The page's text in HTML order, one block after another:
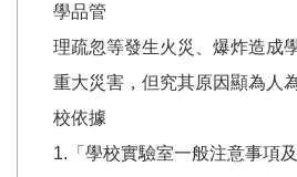
學品管
理疏忽等發生火災、爆炸造成
重大災害，但究其原因顯為人
校依據
1.「學校實驗室一般注意事項